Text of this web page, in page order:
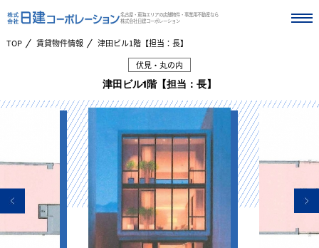
名古屋・東海エリアの店舗物件・事業用不動産なら
株式会社日建コーポレーション
TOP 賃貸物件情報
津田ビル1階【担当：長】
伏見・丸の内
津田ビル1階【担当：長】